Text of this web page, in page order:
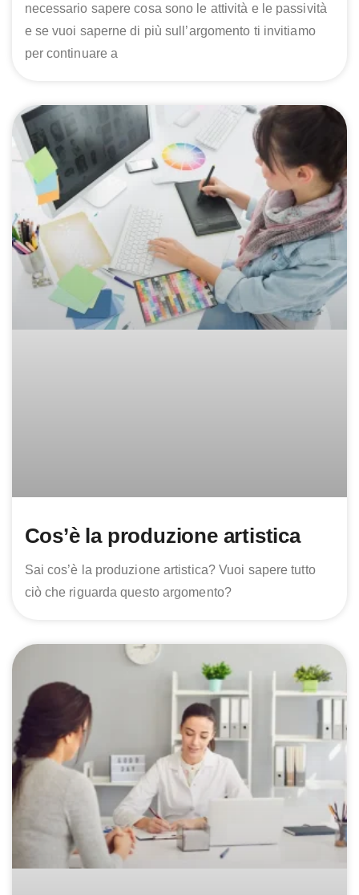
necessario sapere cosa sono le attività e le passività
e se vuoi saperne di più sull’argomento ti invitiamo
per continuare a
Cos’è la produzione artistica
Sai cos’è la produzione artistica? Vuoi sapere tutto
ciò che riguarda questo argomento?